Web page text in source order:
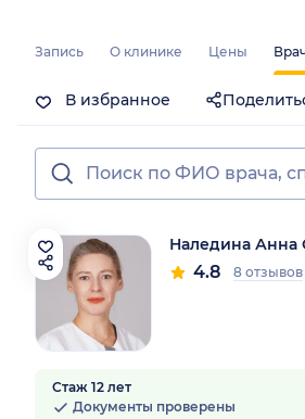
Запись О клинике Цены
В избранное
Наледина Анна
4.8 8 отзывов
Стаж 12 лет
Документы проверены